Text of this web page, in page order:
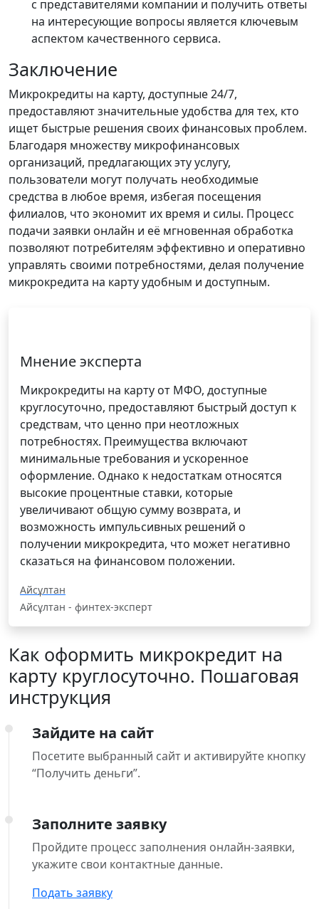
с представителями компании и получить ответы
на интересующие вопросы является ключевым
аспектом качественного сервиса.
Заключение
Микрокредиты на карту, доступные 24/7,
предоставляют значительные удобства для тех, кто
ищет быстрые решения своих финансовых проблем.
Благодаря множеству микрофинансовых
организаций, предлагающих эту услугу,
пользователи могут получать необходимые
средства в любое время, избегая посещения
филиалов, что экономит их время и силы. Процесс
подачи заявки онлайн и её мгновенная обработка
позволяют потребителям эффективно и оперативно
управлять своими потребностями, делая получение
микрокредита на карту удобным и доступным.
Мнение эксперта
Микрокредиты на карту от МФО, доступные
круглосуточно, предоставляют быстрый доступ к
средствам, что ценно при неотложных
потребностях. Преимущества включают
минимальные требования и ускоренное
оформление. Однако к недостаткам относятся
высокие процентные ставки, которые
увеличивают общую сумму возврата, и
возможность импульсивных решений о
получении микрокредита, что может негативно
сказаться на финансовом положении.
Айсұлтан
Айсұлтан - финтех-эксперт
Как оформить микрокредит на
карту круглосуточно. Пошаговая
инструкция
Зайдите на сайт
Посетите выбранный сайт и активируйте кнопку
“Получить деньги”.
Заполните заявку
Пройдите процесс заполнения онлайн-заявки,
укажите свои контактные данные.
Подать заявку